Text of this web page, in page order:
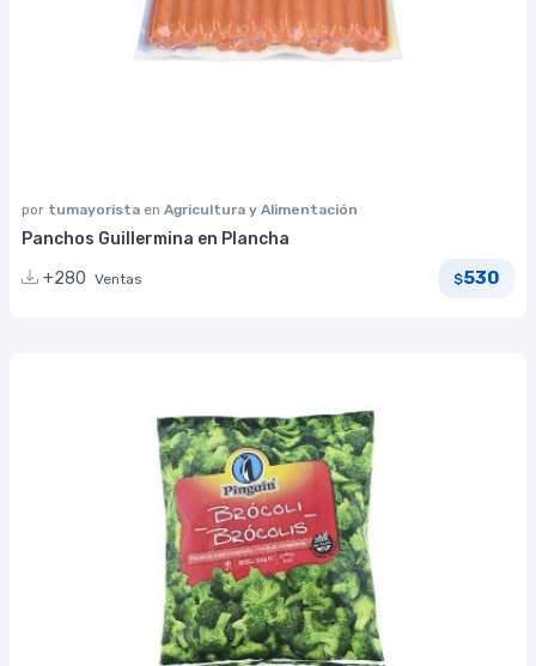
por tumayorista en Agricultura y Alimentación
Panchos Guillermina en Plancha
+280 Ventas $530